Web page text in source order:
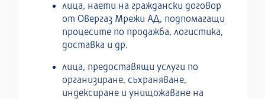
лица, наети на граждански договор
от Овергаз Мрежи АД, подпомагащи
процесите по продажба, логистика,
доставка и др.
лица, предоставящи услуги по
организиране, съхраняване,
индексиране и унищожаване на